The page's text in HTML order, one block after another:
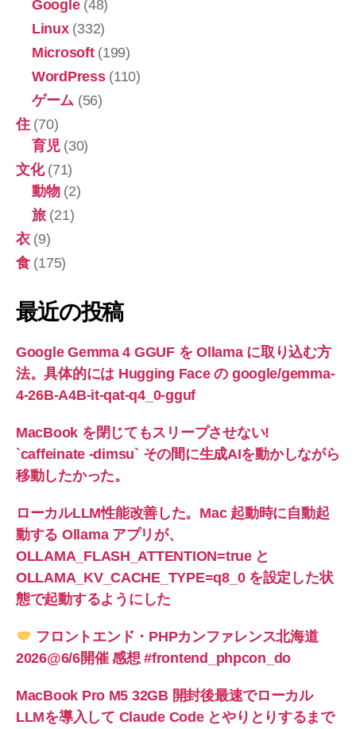
Google(48)
Linux(332)
Microsoft(199)
WordPress(110)
ゲーム (56)
住(70)
育児(30)
文化(71)
動物(2)
旅(21)
衣(9)
食(175)
最近の投稿
Google Gemma 4 GGUF を Ollama に取り込む方
法。具体的には Hugging Face の google/gemma-
4-26B-A4B-it-qat-q4_0-gguf
MacBook を閉じてもスリープさせない!
`caffeinate -dimsu` その間に生成AIを動かしながら
移動したかった。
ローカルLLM性能改善した。Mac 起動時に自動起
動する Ollama アプリが、
OLLAMA_FLASH_ATTENTION=true と
OLLAMA_KV_CACHE_TYPE=q8_0 を設定した状
態で起動するようにした
フロントエンド・PHPカンファレンス北海道
2026@6/6開催 感想 #frontend_phpcon_do
MacBook Pro M5 32GB 開封後最速でローカル
LLMを導入して Claude Code とやりとりするまで